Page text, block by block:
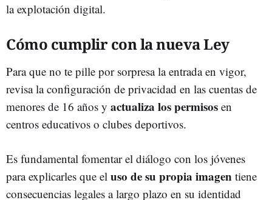
la explotación digital.
Cómo cumplir con la nueva Ley
Para que no te pille por sorpresa la entrada en vigor,
revisa la configuración de privacidad en las cuentas de
menores de 16 años y actualiza los permisos en
centros educativos o clubes deportivos.
Es fundamental fomentar el diálogo con los jóvenes
para explicarles que el uso de su propia imagen tiene
consecuencias legales a largo plazo en su identidad